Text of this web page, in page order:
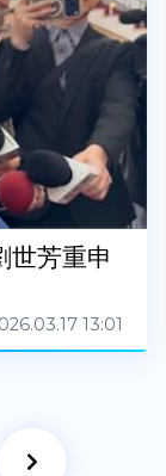
世芳重申
13:01